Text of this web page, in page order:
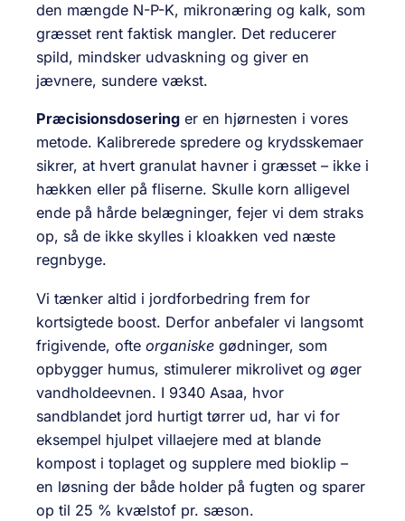
den mængde N-P-K, mikro­næring og kalk, som
græsset rent faktisk mangler. Det reducerer
spild, mindsker udvaskning og giver en
jævnere, sundere vækst.
Præcisionsdosering er en hjørnesten i vores
metode. Kalibrerede spredere og krydsskemaer
sikrer, at hvert granulat havner i græsset – ikke i
hækken eller på fliserne. Skulle korn alligevel
ende på hårde belægninger, fejer vi dem straks
op, så de ikke skylles i kloakken ved næste
regnbyge.
Vi tænker altid i jordforbedring frem for
kortsigtede boost. Derfor anbefaler vi langsomt
frigivende, ofte organiske gødninger, som
opbygger humus, stimulerer mikro­livet og øger
vand­holde­evnen. I 9340 Asaa, hvor
sandblandet jord hurtigt tørrer ud, har vi for
eksempel hjulpet villa­ejere med at blande
kompost i top­laget og supplere med bioklip –
en løsning der både holder på fugten og sparer
op til 25 % kvælstof pr. sæson.